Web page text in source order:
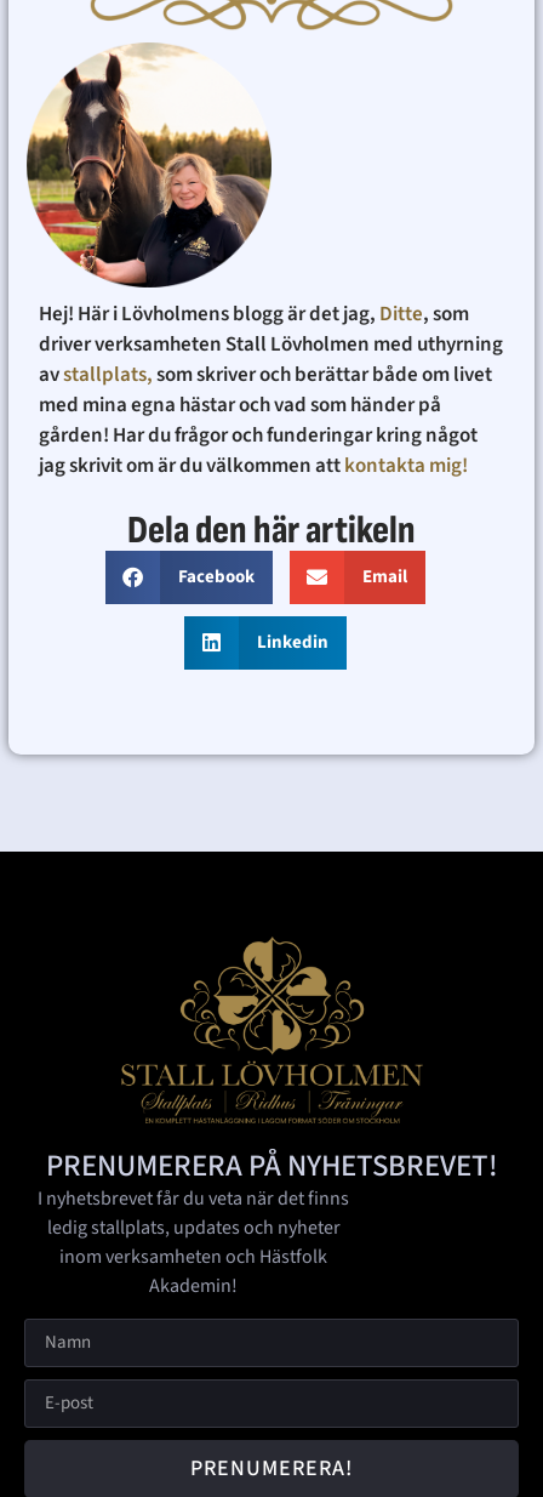
Hej! Här i Lövholmens blogg är det jag, Ditte, som
driver verksamheten Stall Lövholmen med uthyrning
avstallplats,som skriver och berättar både om livet
med mina egna hästar och vad som händer på
gården! Har du frågor och funderingar kring något
jag skrivit om är du välkommen attkontakta mig!
Dela den här artikeln
Facebook Email
Linkedin
PRENUMERERA PÅ NYHETSBREVET!
I nyhetsbrevet får du veta när det finns
ledig stallplats, updates och nyheter
inom verksamheten och Hästfolk
Akademin!
PRENUMERERA!